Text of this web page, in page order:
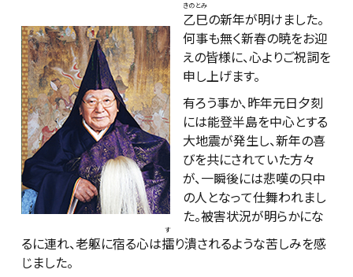
乙巳
きのとみ
の新年が明けました。
何事も無く新春の暁をお迎
えの皆様に、心よりご祝詞を
申し上げます。
有ろう事か、昨年元日夕刻
には能登半島を中心とする
大地震が発生し、新年の喜
びを共にされていた方々
が、一瞬後には悲嘆の只中
の人となって仕舞われまし
た。被害状況が明らかにな
るに連れ、老躯に宿る心は擂
す
り潰されるような苦しみを感
じました。